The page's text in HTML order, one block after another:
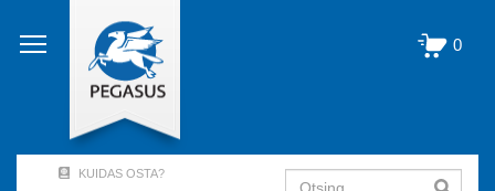
edasi
põhisisu
0
KUIDAS OSTA? Otsing